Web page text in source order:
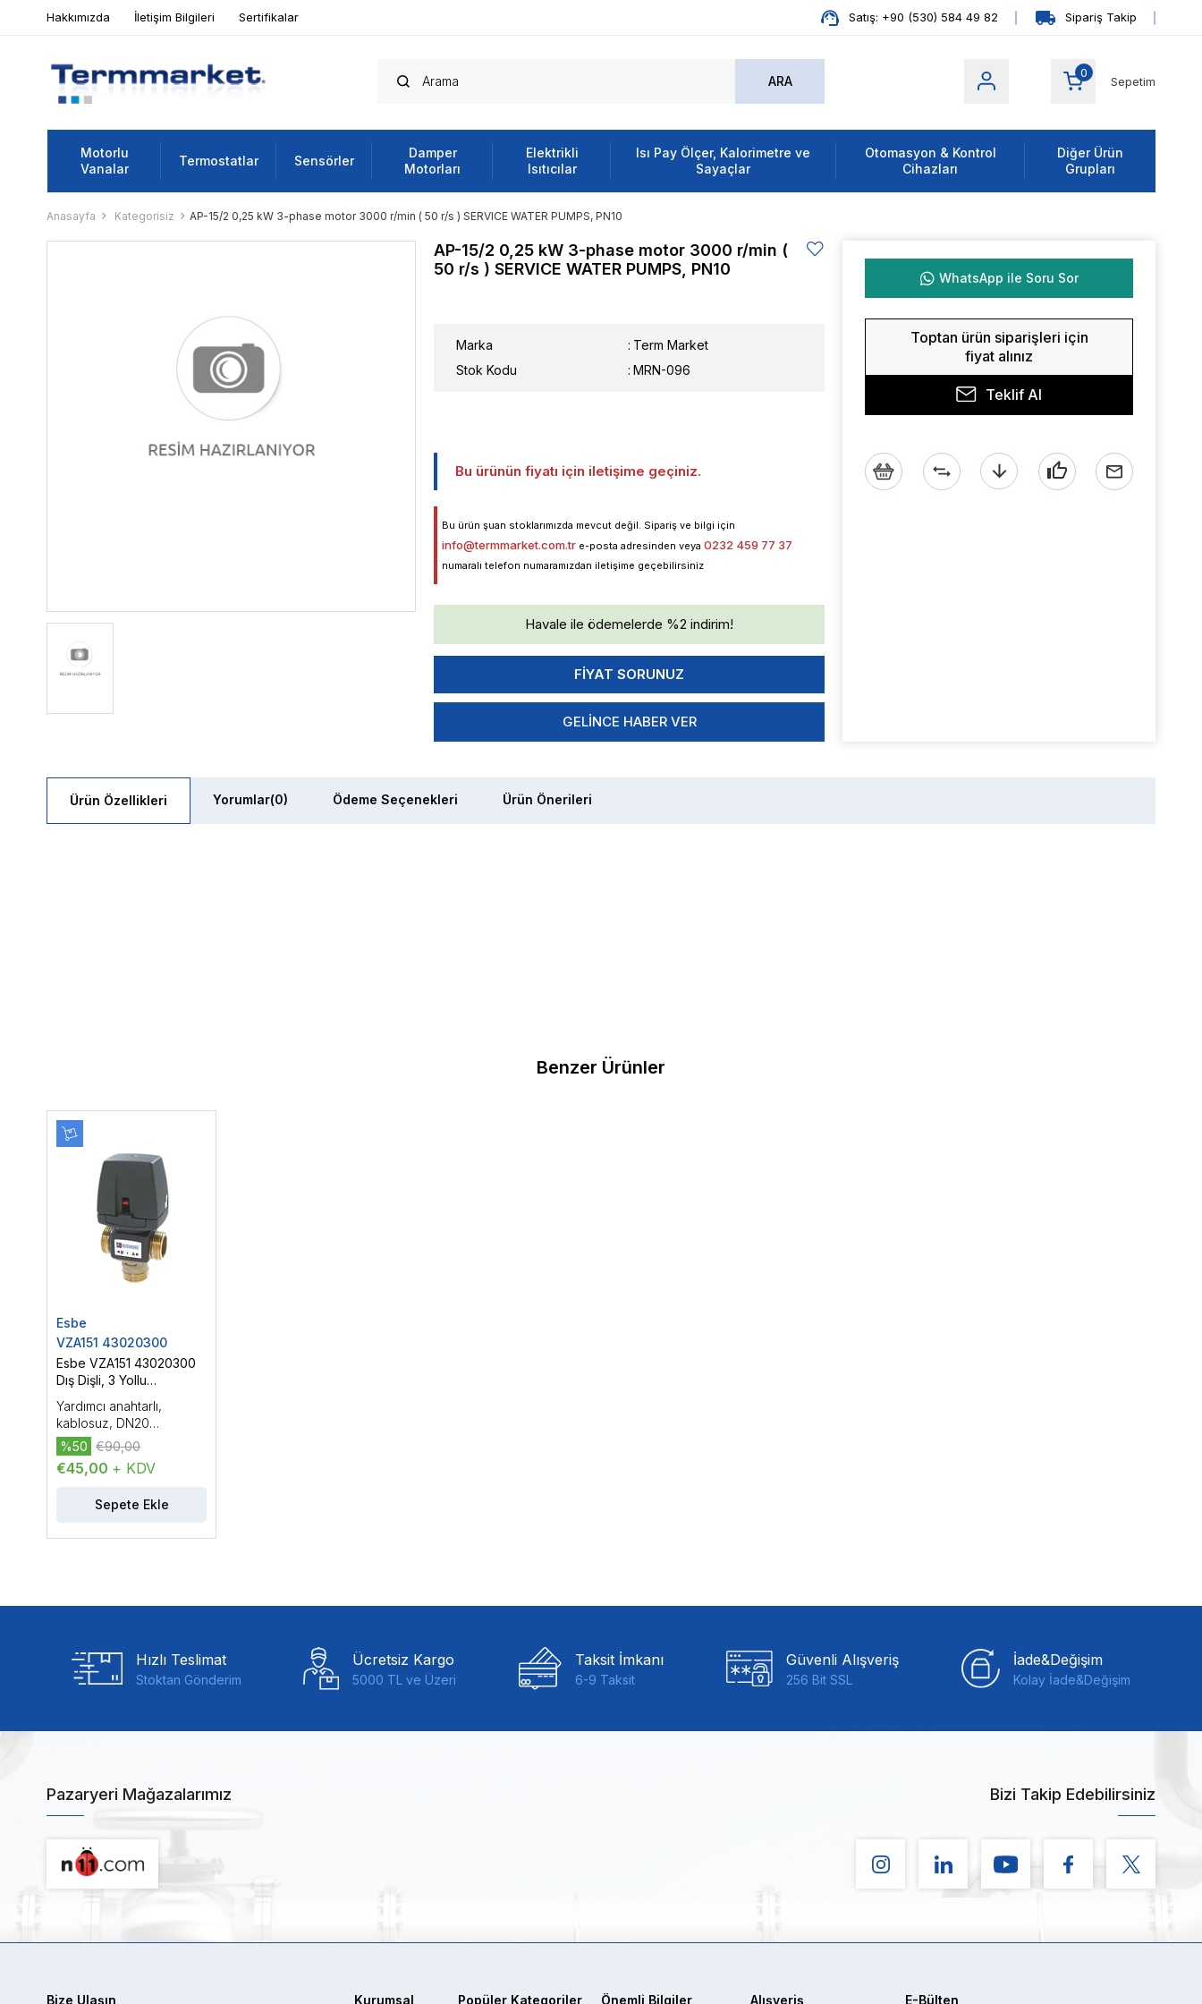
Hakkımızda İletişim Bilgileri Sertifikalar Satış: +90 (530) 584 49 82 Sipariş Takip
Sepetim
0
Motorlu
Vanalar
Termostatlar Sensörler
Damper
Motorları
Elektrikli
Isıtıcılar
Isı Pay Ölçer, Kalorimetre ve
Sayaçlar
Otomasyon & Kontrol
Cihazları
Diğer Ürün
Grupları
Anasayfa Kategorisiz AP-15/2 0,25 kW 3-phase motor 3000 r/min ( 50 r/s ) SERVICE WATER PUMPS, PN10
AP-15/2 0,25 kW 3-phase motor 3000 r/min (
50 r/s ) SERVICE WATER PUMPS, PN10
Marka : Term Market
Stok Kodu
MRN-096
Bu ürünün fiyatı için iletişime geçiniz.
Bu ürün şuan stoklarımızda mevcut değil. Sipariş ve bilgi için
info@termmarket.com.tr e-posta adresinden veya 0232 459 77 37
numaralı telefon numaramızdan iletişime geçebilirsiniz
Havale ile ödemelerde %2 indirim!
GELINCE HABER VER
WhatsApp ile Soru Sor
Toptan ürün siparişleri için
fiyat alınız
Teklif Al
Ürün Özellikleri Yorumlar(0) Ödeme Seçenekleri Ürün Önerileri
Benzer Ürünler
Esbe
VZA151 43020300
Esbe VZA151 43020300
Dış Dişli, 3 Yollu
DN20 (3/4'')
Yardımcı anahtarlı,
kablosuz, DN20
(3/4''), PN16, Kvs: 6.5, dış
dişli, çalışma sıcaklığı:
-20...150 °C, On/Off
€45,00 + KDV
%50 €90,00
Sepete Ekle
Hızlı Teslimat
Stoktan Gönderim
Ücretsiz Kargo
5000 TL ve Üzeri
Taksit İmkanı
6-9 Taksit
Güvenli Alışveriş
256 Bit SSL
İade&Değişim
Kolay İade&Değişim
Pazaryeri Mağazalarımız Bizi Takip Edebilirsiniz
Bize Ulaşın Kurumsal Popüler Kategoriler Önemli Bilgiler Alışveriş E-Bülten